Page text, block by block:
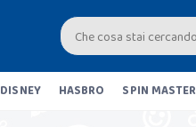
DISNEY HASBRO SPIN MASTER